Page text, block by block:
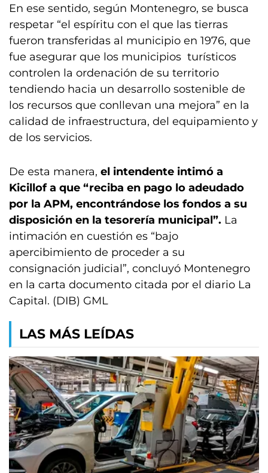
En ese sentido, según Montenegro, se busca
respetar “el espíritu con el que las tierras
fueron transferidas al municipio en 1976, que
fue asegurar que los municipios turísticos
controlen la ordenación de su territorio
tendiendo hacia un desarrollo sostenible de
los recursos que conllevan una mejora” en la
calidad de infraestructura, del equipamiento y
de los servicios.
De esta manera, el intendente intimó a
Kicillof a que “reciba en pago lo adeudado
por la APM, encontrándose los fondos a su
disposición en la tesorería municipal”. La
intimación en cuestión es “bajo
apercibimiento de proceder a su
consignación judicial”, concluyó Montenegro
en la carta documento citada por el diario La
Capital. (DIB) GML
LAS MÁS LEÍDAS